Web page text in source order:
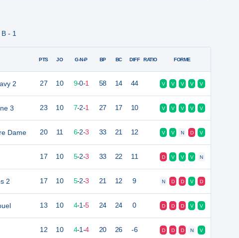
- 1
2
3
Dame
2
PTS JO G-N-P BP BC DIFF RATIO FORME
27 10 9-0-1 58 14 44 V V V V V
23 10 7-2-1 27 17 10 V V V V V
20 11 6-2-3 33 21 12 V V N D V
17 10 5-2-3 33 22 11 D V V V N
17 10 5-2-3 21 12 9 N D D V D
13 10 4-1-5 24 24 0 D D D V V
12 10 4-1-4 20 26 -6 D D D N V